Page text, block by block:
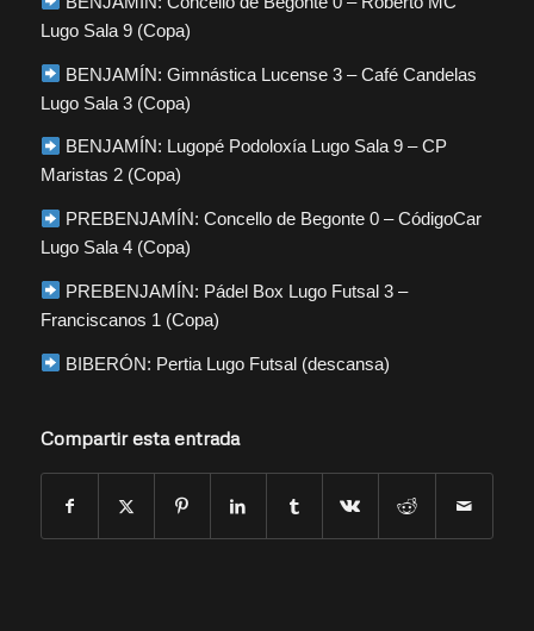
Lugo Sala 9 (Copa)
BENJAMÍN: Gimnástica Lucense 3 – Café Candelas
Lugo Sala 3 (Copa)
BENJAMÍN: Lugopé Podoloxía Lugo Sala 9 – CP
Maristas 2 (Copa)
PREBENJAMÍN: Concello de Begonte 0 – CódigoCar
Lugo Sala 4 (Copa)
PREBENJAMÍN: Pádel Box Lugo Futsal 3 –
Franciscanos 1 (Copa)
BIBERÓN: Pertia Lugo Futsal (descansa)
Compartir esta entrada